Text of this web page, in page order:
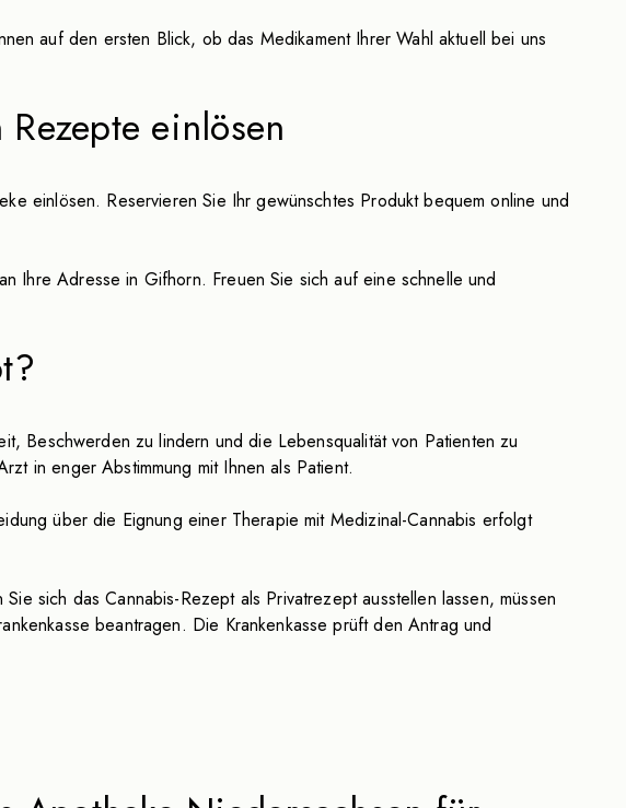
auf den ersten Blick, ob das Medikament Ihrer Wahl aktuell bei uns
einlösen
einlösen. Reservieren Sie Ihr gewünschtes Produkt bequem online und
Ihre Adresse in Gifhorn. Freuen Sie sich auf eine schnelle und
Beschwerden zu lindern und die Lebensqualität von Patienten zu
in enger Abstimmung mit Ihnen als Patient.
über die Eignung einer Therapie mit Medizinal-Cannabis erfolgt
sich das Cannabis-Rezept als Privatrezept ausstellen lassen, müssen
beantragen. Die Krankenkasse prüft den Antrag und